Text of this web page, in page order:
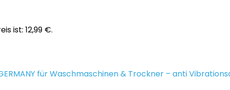
ist: 12,99 €.